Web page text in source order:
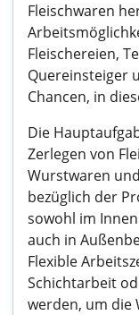
Fleischwaren
Fleischereien,
Quereinsteiger
Chancen, in
Die
Zerlegen von
Wurstwaren
bezüglich der
sowohl im
auch in
Flexible
Schichtarbeit
werden, um die